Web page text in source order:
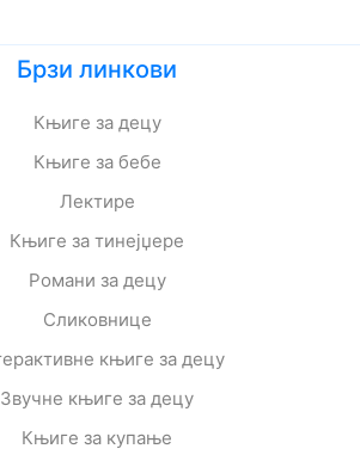
Брзи линкови
Књиге за децу
Књиге за бебе
Лектире
Књиге за тинејџере
Романи за децу
Сликовнице
књиге за децу
Звучне књиге за децу
Књиге за купање